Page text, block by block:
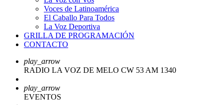
Voces de Latinoamérica
El Caballo Para Todos
La Voz Deportiva
GRILLA DE PROGRAMACIÓN
CONTACTO
play_arrow
RADIO LA VOZ DE MELO CW 53 AM 1340
play_arrow
EVENTOS